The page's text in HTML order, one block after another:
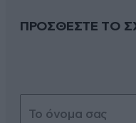
ΠΡΟΣΘΕΣΤΕ ΤΟ